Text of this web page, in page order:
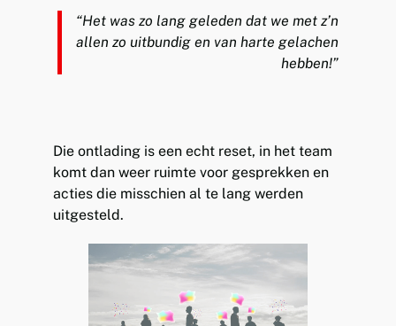
“Het was zo lang geleden dat we met z’n
allen zo uitbundig en van harte gelachen
hebben!”
Die ontlading is een echt reset, in het team
komt dan weer ruimte voor gesprekken en
acties die misschien al te lang werden
uitgesteld.